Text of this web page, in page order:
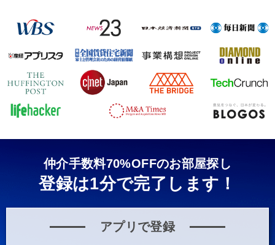
仲介手数料70%OFFのお部屋探し
登録は1分で完了します！
アプリで登録